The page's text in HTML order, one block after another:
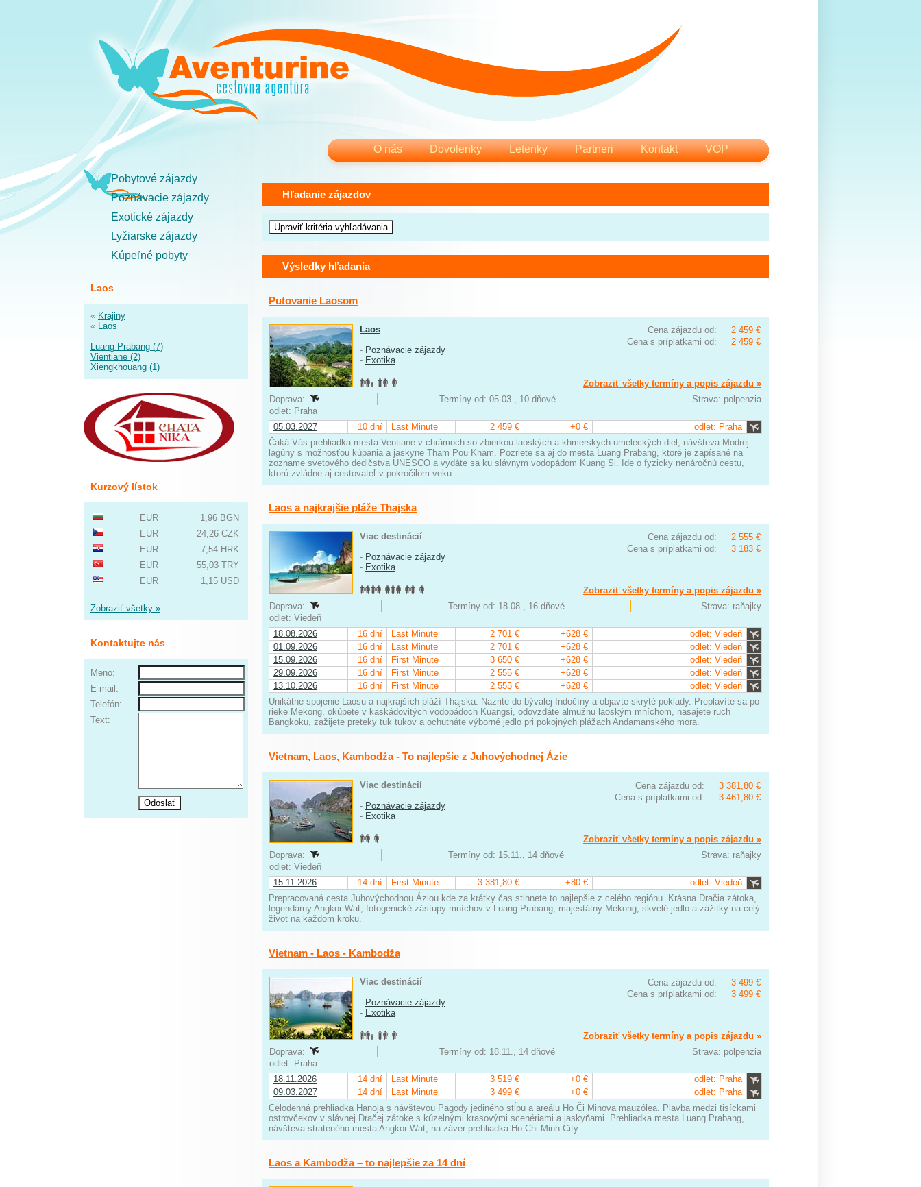
O nás Dovolenky Letenky Partneri Kontakt VOP
Pobytové zájazdy
Poznávacie zájazdy
Exotické zájazdy
Lyžiarske zájazdy
Kúpeľné pobyty
Laos
« Krajiny
« Laos
Luang Prabang (7)
Vientiane (2)
Xiengkhouang (1)
Kurzový lístok
EUR
1,96 BGN
EUR
24,26 CZK
EUR
7,54 HRK
EUR
55,03 TRY
EUR
1,15 USD
Zobraziť všetky »
Kontaktujte nás
Meno:
E-mail:
Telefón:
Text:
Hľadanie zájazdov
Výsledky hľadania
Putovanie Laosom
Cena zájazdu od:
2 459 €
Cena s príplatkami od:
2 459 €
Laos
- Poznávacie zájazdy
- Exotika
Zobraziť všetky termíny a popis zájazdu »
Doprava:
Termíny od: 05.03., 10 dňové
Strava: polpenzia
odlet: Praha
05.03.2027
10 dní Last Minute 2 459 € +0 €
odlet: Praha
Čaká Vás prehliadka mesta Ventiane v chrámoch so zbierkou laoských a khmerskych umeleckých diel, návšteva Modrej
lagúny s možnosťou kúpania a jaskyne Tham Pou Kham. Pozriete sa aj do mesta Luang Prabang, ktoré je zapísané na
zozname svetového dedičstva UNESCO a vydáte sa ku slávnym vodopádom Kuang Si. Ide o fyzicky nenáročnú cestu,
ktorú zvládne aj cestovateľ v pokročilom veku.
Laos a najkrajšie pláže Thajska
Cena zájazdu od:
2 555 €
Cena s príplatkami od:
3 183 €
Viac destinácií
- Poznávacie zájazdy
- Exotika
Zobraziť všetky termíny a popis zájazdu »
Doprava:
Termíny od: 18.08., 16 dňové
Strava: raňajky
odlet: Viedeň
18.08.2026
16 dní Last Minute 2 701 € +628 €
odlet: Viedeň
01.09.2026
16 dní Last Minute 2 701 € +628 €
odlet: Viedeň
15.09.2026
16 dní First Minute 3 650 € +628 €
odlet: Viedeň
29.09.2026
16 dní First Minute 2 555 € +628 €
odlet: Viedeň
13.10.2026
16 dní First Minute 2 555 € +628 €
odlet: Viedeň
Unikátne spojenie Laosu a najkrajších pláží Thajska. Nazrite do bývalej Indočíny a objavte skryté poklady. Preplavíte sa po
rieke Mekong, okúpete v kaskádovitých vodopádoch Kuangsi, odovzdáte almužnu laoským mníchom, nasajete ruch
Bangkoku, zažijete preteky tuk tukov a ochutnáte výborné jedlo pri pokojných plážach Andamanského mora.
Vietnam, Laos, Kambodža - To najlepšie z Juhovýchodnej Ázie
Cena zájazdu od:
3 381,80 €
Cena s príplatkami od:
3 461,80 €
Viac destinácií
- Poznávacie zájazdy
- Exotika
Zobraziť všetky termíny a popis zájazdu »
Doprava:
Termíny od: 15.11., 14 dňové
Strava: raňajky
odlet: Viedeň
15.11.2026
14 dní First Minute 3 381,80 € +80 €
odlet: Viedeň
Prepracovaná cesta Juhovýchodnou Áziou kde za krátky čas stihnete to najlepšie z celého regiónu. Krásna Dračia zátoka,
legendárny Angkor Wat, fotogenické zástupy mníchov v Luang Prabang, majestátny Mekong, skvelé jedlo a zážitky na celý
život na každom kroku.
Vietnam - Laos - Kambodža
Cena zájazdu od:
3 499 €
Cena s príplatkami od:
3 499 €
Viac destinácií
- Poznávacie zájazdy
- Exotika
Zobraziť všetky termíny a popis zájazdu »
Doprava:
Termíny od: 18.11., 14 dňové
Strava: polpenzia
odlet: Praha
18.11.2026
14 dní Last Minute 3 519 € +0 €
odlet: Praha
09.03.2027
14 dní Last Minute 3 499 € +0 €
odlet: Praha
Celodenná prehliadka Hanoja s návštevou Pagody jediného stĺpu a areálu Ho Či Minova mauzólea. Plavba medzi tisíckami
ostrovčekov v slávnej Dračej zátoke s kúzelnými krasovými scenériami a jaskyňami. Prehliadka mesta Luang Prabang,
návšteva strateného mesta Angkor Wat, na záver prehliadka Ho Chi Minh City.
Laos a Kambodža – to najlepšie za 14 dní